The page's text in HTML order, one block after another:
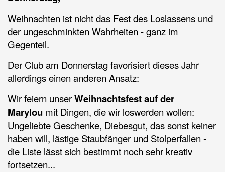
Weihnachten ist nicht das Fest des Loslassens und
der ungeschminkten Wahrheiten - ganz im
Gegenteil.
Der Club am Donnerstag favorisiert dieses Jahr
allerdings einen anderen Ansatz:
Wir feiern unserWeihnachtsfest auf der
Marylou mit Dingen, die wir loswerden wollen:
Ungeliebte Geschenke, Diebesgut, das sonst keiner
haben will, lästige Staubfänger und Stolperfallen -
die Liste lässt sich bestimmt noch sehr kreativ
fortsetzen...